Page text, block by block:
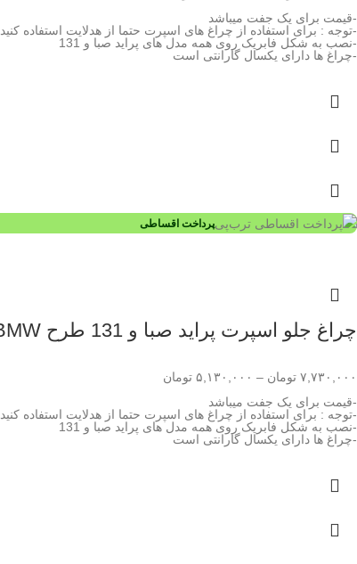
-قیمت برای یک جفت میباشد
-توجه : برای استفاده از چراغ های اسپرت حتما از هدلایت استفاده کنید
-نصب به شکل فابریک روی همه مدل های پراید صبا و 131
-چراغ ها دارای یکسال گارانتی است
پرداخت اقساطی
چراغ جلو اسپرت پراید صبا و 131 طرح BMW
۷,۷۳۰,۰۰۰ تومان – ۵,۱۳۰,۰۰۰ تومان
-قیمت برای یک جفت میباشد
-توجه : برای استفاده از چراغ های اسپرت حتما از هدلایت استفاده کنید
-نصب به شکل فابریک روی همه مدل های پراید صبا و 131
-چراغ ها دارای یکسال گارانتی است